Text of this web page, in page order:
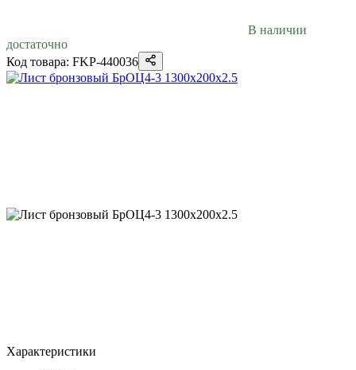
В наличии
достаточно
Код товара: FKP-440036
Характеристики